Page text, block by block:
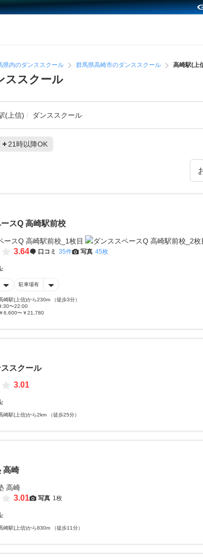
県内のダンススクール 群馬県高崎市のダンススクール 高崎駅(上
ススクール
(上信) ダンススクール
21時以降OK
スQ 高崎駅前校
3.64 口コミ 35件 写真 45枚
駐車場有
崎駅(上信)から230m （徒歩3分）
〜22:00
￥6,600〜￥21,780
スクール
3.01
崎駅(上信)から2km （徒歩25分）
高崎
3.01 写真 1枚
崎駅(上信)から830m （徒歩11分）